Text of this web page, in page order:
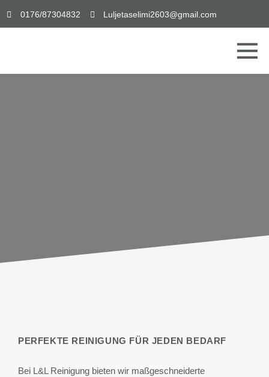
0176/87304832 Luljetaselimi2603@gmail.com
PERFEKTE REINIGUNG FÜR JEDEN BEDARF
Bei L&L Reinigung bieten wir maßgeschneiderte